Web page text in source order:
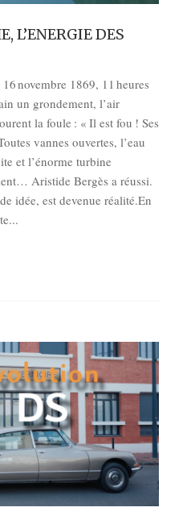
L’ENERGIE DES
novembre 1869, 11 heures
un grondement, l’air
la foule : « Il est fou ! Ses
vannes ouvertes, l’eau
et l’énorme turbine
Aristide Bergès a réussi.
idée, est devenue réalité.En